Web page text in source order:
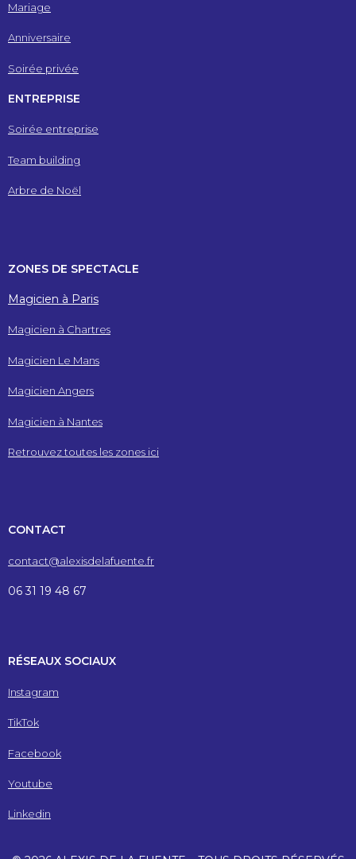
Mariage
Anniversaire
Soirée privée
ENTREPRISE
Soirée entreprise
Team building
Arbre de Noël
ZONES DE SPECTACLE
Magicien à Paris
Magicien à Chartres
Magicien Le Mans
Magicien Angers
Magicien à Nantes
Retrouvez toutes les zones ici
CONTACT
contact@alexisdelafuente.fr
06 31 19 48 67
RÉSEAUX SOCIAUX
Instagram
TikTok
Facebook
Youtube
Linkedin